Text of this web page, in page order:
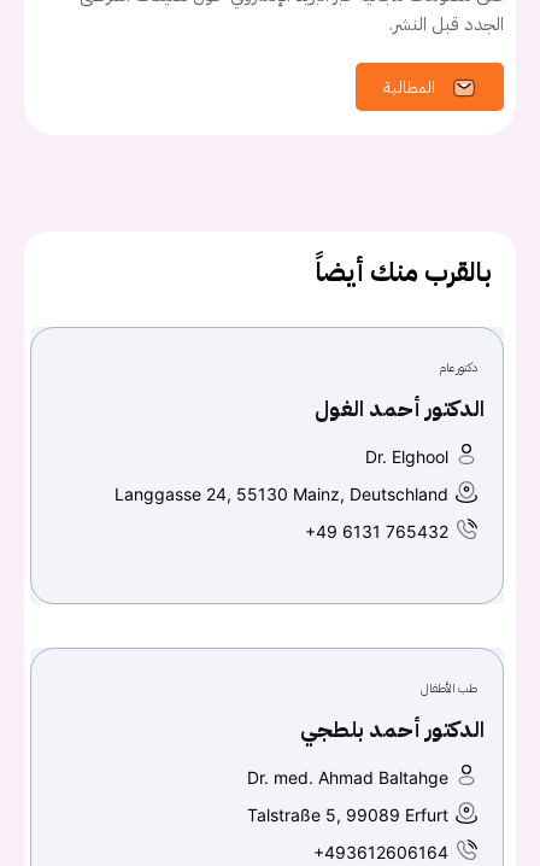
الجدد قبل النشر.
المطالبة
بالقرب منك أيضاً
دكتور عام
الدكتور أحمد الغول
Dr. Elghool
Langgasse 24, 55130 Mainz, Deutschland
+49 6131 765432
طب الأطفال
الدكتور أحمد بلطجي
Dr. med. Ahmad Baltahge
Talstraße 5, 99089 Erfurt
+493612606164